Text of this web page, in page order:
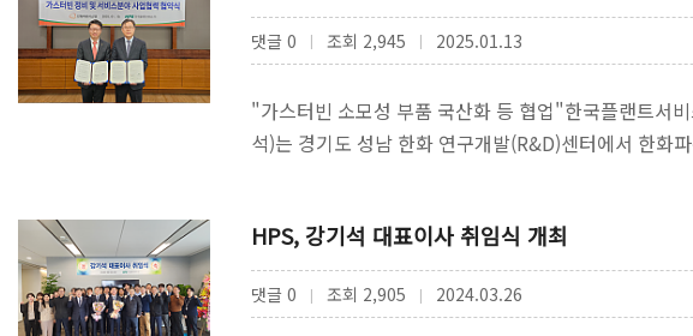
댓글 0 | 조회 2,945 | 2025.01.13
"가스터빈 소모성 부품 국산화 등 협업"한국플랜트서
석)는 경기도 성남 한화 연구개발(R&D)센터에서 한화
HPS, 강기석 대표이사 취임식 개최
댓글 0 | 조회 2,905 | 2024.03.26